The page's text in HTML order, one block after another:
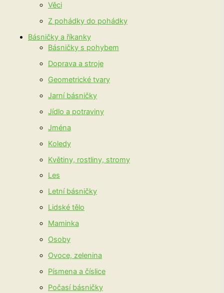
Věci
Z pohádky do pohádky
Básničky a říkanky
Básničky s pohybem
Doprava a stroje
Geometrické tvary
Jarní básničky
Jídlo a potraviny
Jména
Koledy
Květiny, rostliny, stromy
Les
Letní básničky
Lidské tělo
Maminka
Osoby
Ovoce, zelenina
Písmena a číslice
Počasí básničky